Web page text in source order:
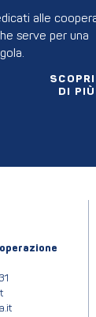
alle
serve per una
SCOPRI
DI PIÙ